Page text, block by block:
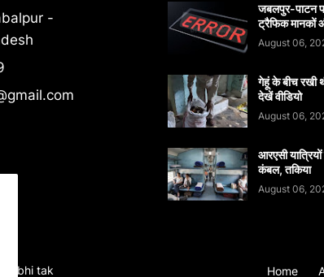
-
जबलपुर-पाटन
ट्रैफिक मानकों
August 06,
गेहूं के बीच रखी
देखें वीडियो
August 06,
आरएसी
कंबल, तकिया
August 06,
abhi tak Home